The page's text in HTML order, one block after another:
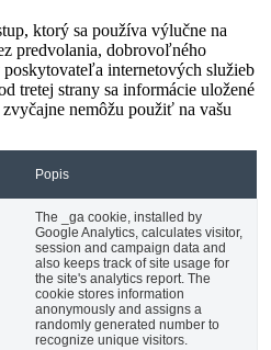
ktorý sa používa výlučne na
predvolania, dobrovoľného
internetových služieb
tretej strany sa informácie uložené
nemôžu použiť na vašu
Popis
The _ga cookie, installed by
Google Analytics, calculates visitor,
session and campaign data and
also keeps track of site usage for
the site's analytics report. The
cookie stores information
anonymously and assigns a
randomly generated number to
recognize unique visitors.